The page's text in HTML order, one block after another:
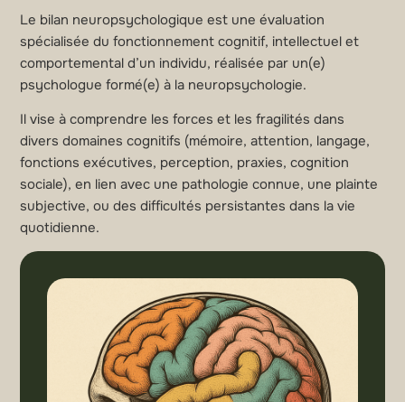
Le bilan neuropsychologique est une évaluation
spécialisée du fonctionnement cognitif, intellectuel et
comportemental d’un individu, réalisée par un(e)
psychologue formé(e) à la neuropsychologie.
Il vise à comprendre les forces et les fragilités dans
divers domaines cognitifs (mémoire, attention, langage,
fonctions exécutives, perception, praxies, cognition
sociale), en lien avec une pathologie connue, une plainte
subjective, ou des difficultés persistantes dans la vie
quotidienne.